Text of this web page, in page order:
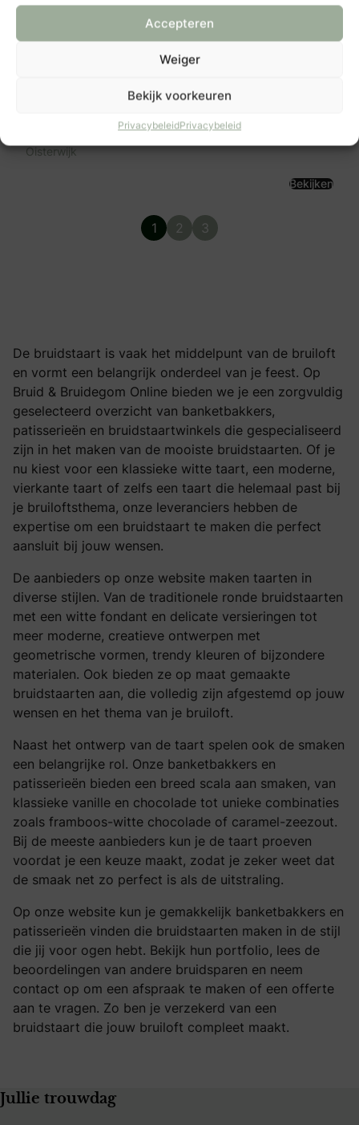
Accepteren
Weiger
Bekijk voorkeuren
PrivacybeleidPrivacybeleid
Matteo ambachtelijk ijs
Gemullehoekenweg 21A
Oisterwijk
Bekijken
1 2 3
De bruidstaart is vaak het middelpunt van de bruiloft
en vormt een belangrijk onderdeel van je feest. Op
Bruid & Bruidegom Online bieden we je een zorgvuldig
geselecteerd overzicht van banketbakkers,
patisserieën en bruidstaartwinkels die gespecialiseerd
zijn in het maken van de mooiste bruidstaarten. Of je
nu kiest voor een klassieke witte taart, een moderne,
vierkante taart of zelfs een taart die helemaal past bij
je bruiloftsthema, onze leveranciers hebben de
expertise om een bruidstaart te maken die perfect
aansluit bij jouw wensen.
De aanbieders op onze website maken taarten in
diverse stijlen. Van de traditionele ronde bruidstaarten
met een witte fondant en delicate versieringen tot
meer moderne, creatieve ontwerpen met
geometrische vormen, trendy kleuren of bijzondere
materialen. Ook bieden ze op maat gemaakte
bruidstaarten aan, die volledig zijn afgestemd op jouw
wensen en het thema van je bruiloft.
Naast het ontwerp van de taart spelen ook de smaken
een belangrijke rol. Onze banketbakkers en
patisserieën bieden een breed scala aan smaken, van
klassieke vanille en chocolade tot unieke combinaties
zoals framboos-witte chocolade of caramel-zeezout.
Bij de meeste aanbieders kun je de taart proeven
voordat je een keuze maakt, zodat je zeker weet dat
de smaak net zo perfect is als de uitstraling.
Op onze website kun je gemakkelijk banketbakkers en
patisserieën vinden die bruidstaarten maken in de stijl
die jij voor ogen hebt. Bekijk hun portfolio, lees de
beoordelingen van andere bruidsparen en neem
contact op om een afspraak te maken of een offerte
aan te vragen. Zo ben je verzekerd van een
bruidstaart die jouw bruiloft compleet maakt.
Jullie trouwdag